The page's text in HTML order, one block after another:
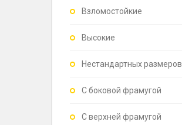
Взломостойкие
Высокие
Нестандартных размеров
С боковой фрамугой
С верхней фрамугой